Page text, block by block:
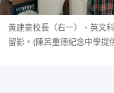
黃建豪校長（右一）、英文
留影。(陳呂重德紀念中學提